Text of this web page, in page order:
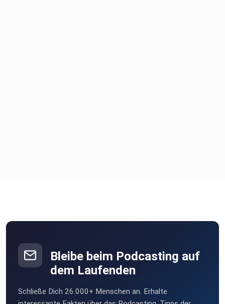
Bleibe beim Podcasting auf
dem Laufenden
Schließe Dich 26.000+ Menschen an. Erhalte